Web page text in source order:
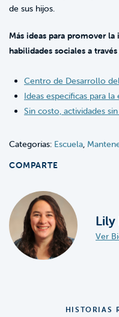
de sus hijos.
Más ideas para promover
habilidades sociales a
Centro de Desarrollo
Ideas específicas para
Sin costo, actividades
Categorías: Escuela,
COMPARTE
Lily
Ver
HISTORIAS